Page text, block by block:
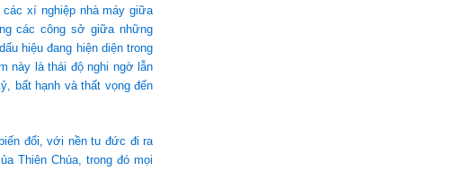
xí nghiệp nhà máy giữa
các công sở giữa những
hiệu đang hiện diện trong
này là thái độ nghi ngờ lẫn
bất hạnh và thất vọng đến
đổi, với nền tu đức đi ra
Thiên Chúa, trong đó mọi